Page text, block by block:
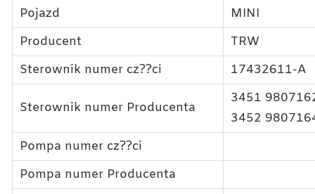
Pojazd
MINI
Producent
TRW
Sterownik numer cz??ci
17432611-A
Sterownik numer Producenta
3451
3452
Pompa numer cz??ci
Pompa numer Producenta